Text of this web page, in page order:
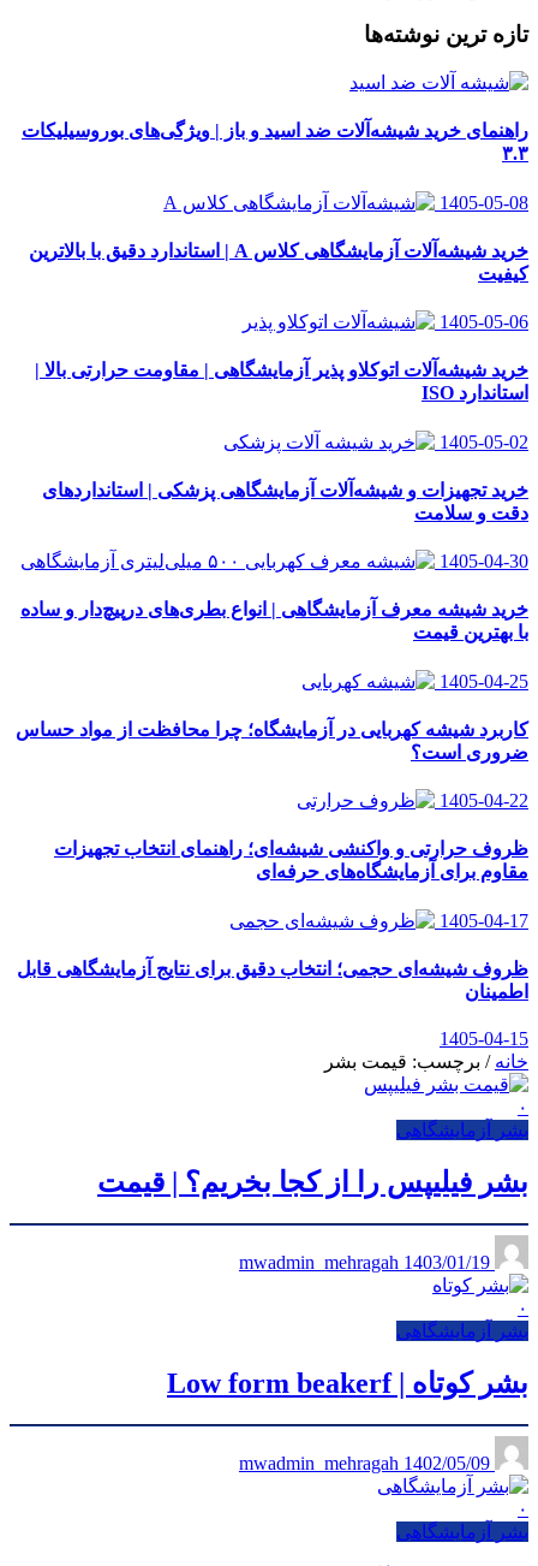
تازه ترین نوشته‌ها
راهنمای خرید شیشه‌آلات ضد اسید و باز | ویژگی‌های بوروسیلیکات
۳.۳
1405-05-08
خرید شیشه‌آلات آزمایشگاهی کلاس A | استاندارد دقیق با بالاترین
کیفیت
1405-05-06
خرید شیشه‌آلات اتوکلاو پذیر آزمایشگاهی | مقاومت حرارتی بالا |
استاندارد ISO
1405-05-02
خرید تجهیزات و شیشه‌آلات آزمایشگاهی پزشکی | استانداردهای
دقت و سلامت
1405-04-30
خرید شیشه معرف آزمایشگاهی | انواع بطری‌های در‌پیچ‌دار و ساده
با بهترین قیمت
1405-04-25
کاربرد شیشه کهربایی در آزمایشگاه؛ چرا محافظت از مواد حساس
ضروری است؟
1405-04-22
ظروف حرارتی و واکنشی شیشه‌ای؛ راهنمای انتخاب تجهیزات
مقاوم برای آزمایشگاه‌های حرفه‌ای
1405-04-17
ظروف شیشه‌ای حجمی؛ انتخاب دقیق برای نتایج آزمایشگاهی قابل
اطمینان
1405-04-15
خانه / برچسب: قیمت بشر
۰
بشر آزمایشگاهی
بشر فیلیپس را از کجا بخریم؟ | قیمت
1403/01/19
۰
بشر آزمایشگاهی
بشر کوتاه | Low form beakerf
1402/05/09
۰
بشر آزمایشگاهی